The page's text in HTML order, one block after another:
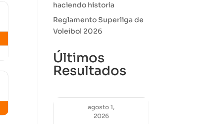
haciendo historia
Reglamento Superliga de
Voleibol 2026
Últimos
Resultados
agosto 1,
2026